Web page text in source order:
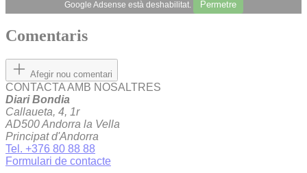
Google Adsense està deshabilitat. Permetre
Comentaris
Afegir nou comentari
CONTACTA AMB NOSALTRES
Diari Bondia
Callaueta, 4, 1r
AD500 Andorra la Vella
Principat d'Andorra
Tel. +376 80 88 88
Formulari de contacte